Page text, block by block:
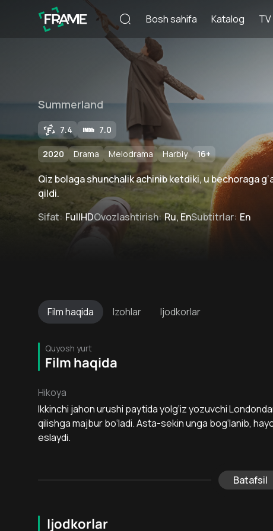
Bosh sahifa Katalog TV
Summerland
7.4 7.0
2020 Drama Melodrama Harbiy 16+
Qiz bolaga shunchalik achinib ketdiki, u bechoraga
qildi.
Sifat: FullHDOvozlashtirish: Ru, EnSubtitrlar: En
Filmhaqida Izohlar Ijodkorlar
Quyosh yurt
Film haqida
Hikoya
Ikkinchi jahon urushi paytida yolg‘iz yozuvchi
qilishga majbur bo‘ladi. Asta-sekin unga bog‘lanib,
eslaydi.
Batafsil
Ijodkorlar